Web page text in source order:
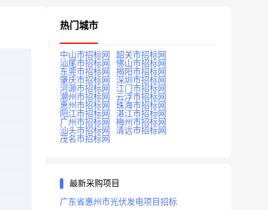
热门城市
中山市招标网
韶关市招标网
汕尾市招标网
佛山市招标网
东莞市招标网
揭阳市招标网
肇庆市招标网
深圳市招标网
河源市招标网
江门市招标网
潮州市招标网
云浮市招标网
惠州市招标网
珠海市招标网
阳江市招标网
湛江市招标网
广州市招标网
梅州市招标网
汕头市招标网
清远市招标网
茂名市招标网
最新采购项目
广东省惠州市光伏发电项目招标